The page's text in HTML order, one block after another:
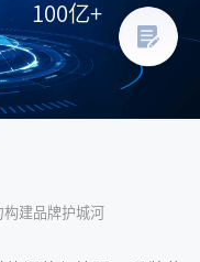
100亿+
建品牌护城河